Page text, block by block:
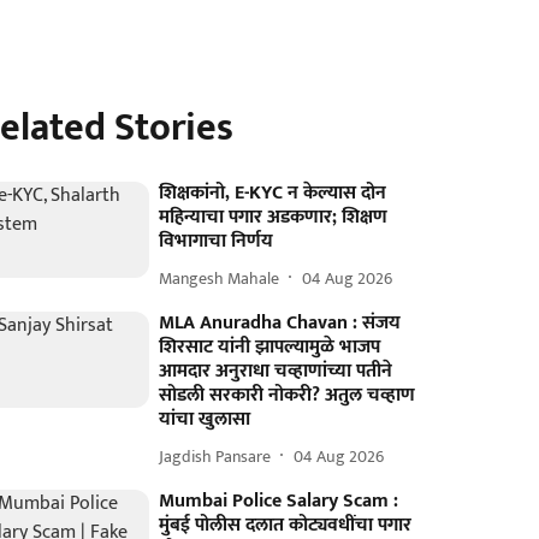
Stories
शिक्षकांनो, E-KYC न केल्यास दोन
महिन्याचा पगार अडकणार; शिक्षण
विभागाचा निर्णय
Mangesh Mahale 04 Aug 2026
MLA Anuradha Chavan : संजय
शिरसाट यांनी झापल्यामुळे भाजप
आमदार अनुराधा चव्हाणांच्या पतीने
सोडली सरकारी नोकरी? अतुल चव्हाण
यांचा खुलासा
Jagdish Pansare 04 Aug 2026
Mumbai Police Salary Scam :
मुंबई पोलीस दलात कोट्यवधींचा पगार